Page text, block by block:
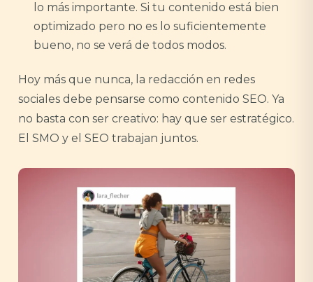
lo más importante. Si tu contenido está bien
optimizado pero no es lo suficientemente
bueno, no se verá de todos modos.
Hoy más que nunca, la redacción en redes
sociales debe pensarse como contenido SEO. Ya
no basta con ser creativo: hay que ser estratégico.
El SMO y el SEO trabajan juntos.